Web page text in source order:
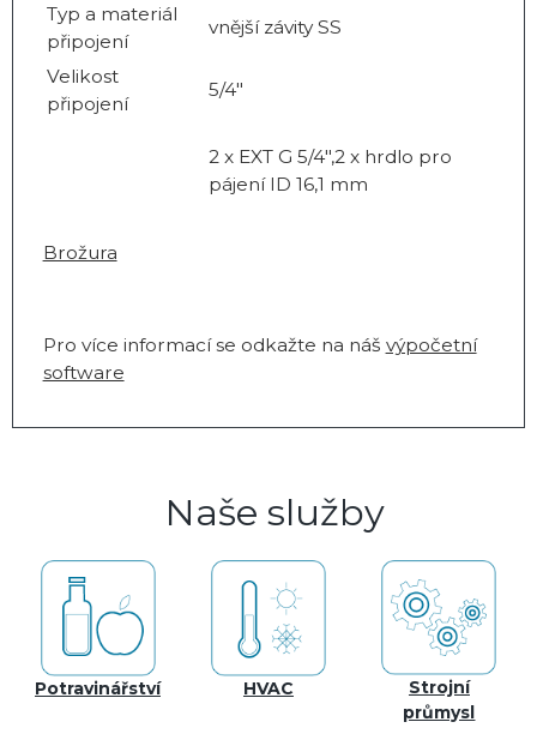
Typ a materiál
připojení
vnější závity SS
Velikost
připojení
5/4"
2 x EXT G 5/4",2 x hrdlo pro
pájení ID 16,1 mm
Brožura
Pro více informací se odkažte na náš výpočetní
software
Naše služby
Potravinářství HVAC
Strojní
průmysl